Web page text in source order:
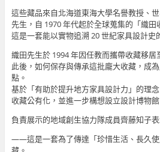
這些藏品來自北海道東海大學名譽教授、
先生，自 1970 年代起於全球蒐集的「織田
這是一套能以實物追溯 20 世紀家具設計史
織田先生於 1994 年因任教而攜帶收藏移居
此後，如何保存與傳承這批龐大收藏，成
點。
基於「有助於提升地方家具設計力」的理
收藏公有化，並進一步構想設立設計博物館
負責展示的地域創生協力隊成員齊藤知子表
——這是一套為了傳達「珍惜生活、長久